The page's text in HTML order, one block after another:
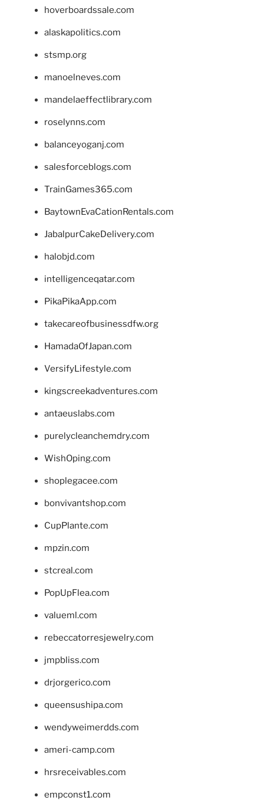
hoverboardssale.com
alaskapolitics.com
stsmp.org
manoelneves.com
mandelaeffectlibrary.com
roselynns.com
balanceyoganj.com
salesforceblogs.com
TrainGames365.com
BaytownEvaCationRentals.com
JabalpurCakeDelivery.com
halobjd.com
intelligenceqatar.com
PikaPikaApp.com
takecareofbusinessdfw.org
HamadaOfJapan.com
VersifyLifestyle.com
kingscreekadventures.com
antaeuslabs.com
purelycleanchemdry.com
WishOping.com
shoplegacee.com
bonvivantshop.com
CupPlante.com
mpzin.com
stcreal.com
PopUpFlea.com
valueml.com
rebeccatorresjewelry.com
jmpbliss.com
drjorgerico.com
queensushipa.com
wendyweimerdds.com
ameri-camp.com
hrsreceivables.com
empconst1.com